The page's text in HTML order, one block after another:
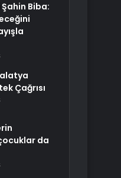
Biba:
Çağrısı
da